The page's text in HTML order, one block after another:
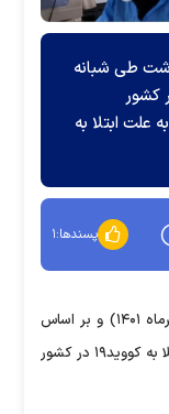
طی شبانه
در کشور
را به علت ابتلا به
پسندها:۱
از دیروز تا امروز (۲۸ مهرماه ۱۴۰۱) و بر اساس
معیار‌های قطعی تشخیصی، ۲۰۰ بیمار جدید مبتلا به کووید۱۹ در کشور